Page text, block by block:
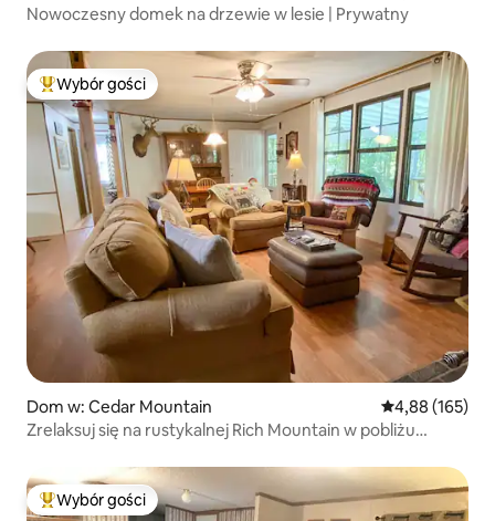
Nowoczesny domek na drzewie w lesie | Prywatny
Najpopularniejsze z kategorii Wybór gości
Wybór gości
Dom w: Cedar Mountain Średnia
4,88 (165)
Zrelaksuj się na rustykalnej Rich Mountain w pobliżu
Najpopularniejsze z kategorii Wybór gości
Wybór gości